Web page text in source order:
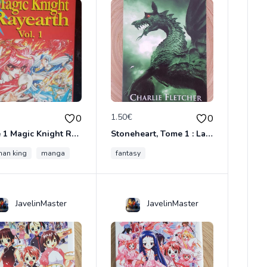
cercle
0
Tome 1 Magic Knight Rayearth
king manga
1.50€ 0
Stoneheart, Tome 1 : La Malédiction de pierre
fantasy
JavelinMaster JavelinMaster